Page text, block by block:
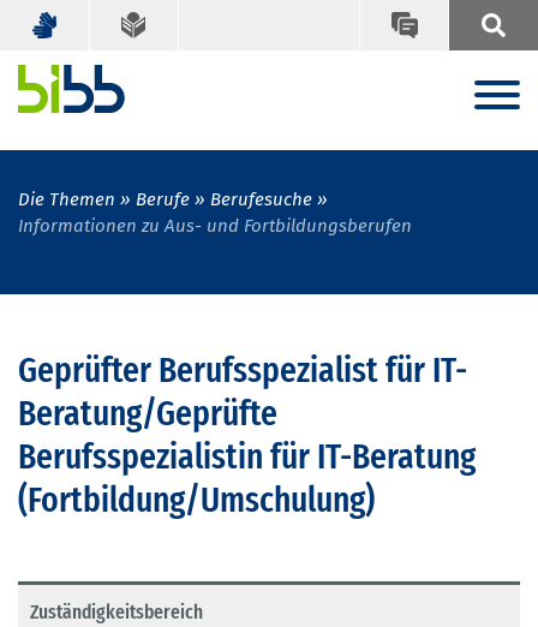
Die Themen Berufe
Berufesuche
Informationen zu Aus- und Fortbildungsberufen
Geprüfter Berufsspezialist für IT-
Beratung/Geprüfte
Berufsspezialistin für IT-Beratung
(Fortbildung/Umschulung)
Zuständigkeitsbereich